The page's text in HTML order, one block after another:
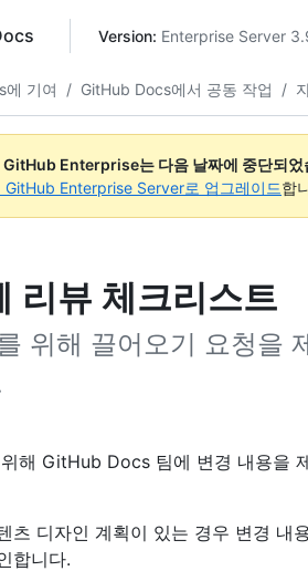
Version: Enterprise Server
에 기여 / GitHub Docs에서 공동 작업 /
GitHub Enterprise는 다음 날짜에 중단되었
GitHub Enterprise Server로 업그레이드합
리뷰 체크리스트
위해 끌어오기 요청을
해 GitHub Docs 팀에 변경 내용을
츠 디자인 계획이 있는 경우 변경 내
합니다.